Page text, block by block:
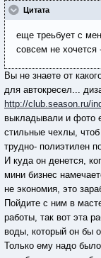
Цитата
еще треьбует с
совсем не
Вы не знаете от
для автокресел...
http://club.season.ru/
выкладывали и фото
стильные чехлы,
трудно- полиэтилен
И куда он денется,
мини бизнес
не экономия, это
Пойдите с ним в
работы, так вот эта
воды, который он бы
Только ему надо